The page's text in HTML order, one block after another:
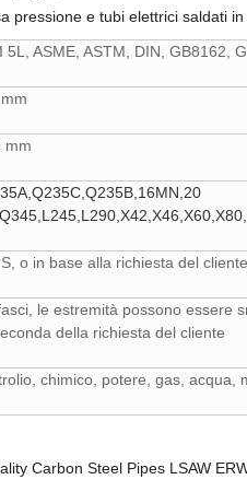
pressione e tubi elettrici saldati
5L, ASME, ASTM, DIN, GB8162,
mm
o in base alla richiesta del cliente
le estremità possono essere
della richiesta del cliente
chimico, potere, gas, acqua,